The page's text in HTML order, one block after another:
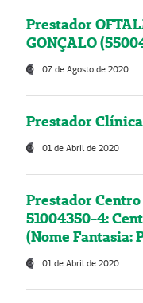
Prestador
GONÇALO
07 de Agosto de 2020
Prestador
01 de Abril de 2020
Prestador
51004350-4:
(Nome Fantasia:
01 de Abril de 2020